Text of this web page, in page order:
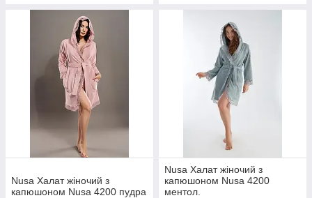
Nusa Халат жіночий з
капюшоном Nusa 4200 пудра
Nusa Халат жіночий з
капюшоном Nusa 4200
ментол.